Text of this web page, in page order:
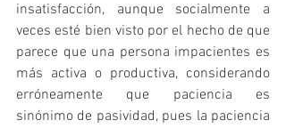
insatisfacción, aunque socialmente a
veces esté bien visto por el hecho de que
parece que una persona impacientes es
más activa o productiva, considerando
erróneamente que paciencia es
sinónimo de pasividad, pues la paciencia